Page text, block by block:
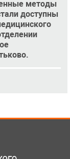
методы
доступны